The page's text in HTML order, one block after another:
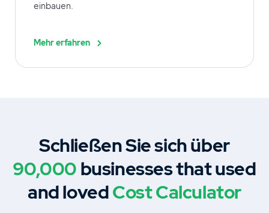
einbauen.
Mehr erfahren
Schließen Sie sich über
90,000 businesses that used
and lovedCost Calculator